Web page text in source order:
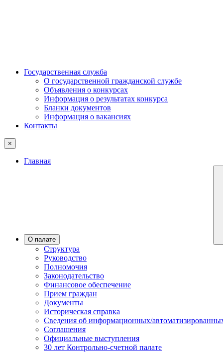
Государственная служба
О государственной гражданской службе
Объявления о конкурсах
Информация о результатах конкурса
Бланки документов
Информация о вакансиях
Контакты
×
Главная
О палате
Структура
Руководство
Полномочия
Законодательство
Финансовое обеспечение
Прием граждан
Документы
Историческая справка
Сведения об информационных/
Соглашения
Официальные выступления
30 лет Контрольно-счетной палате